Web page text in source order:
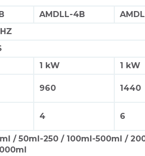
AMDLL-4B
1 kW 1 kW
960 1440
4 6
/ 50ml-250 / 100ml-500ml /